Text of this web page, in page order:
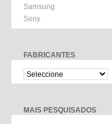
Samsung
Sony
FABRICANTES
MAIS PESQUISADOS